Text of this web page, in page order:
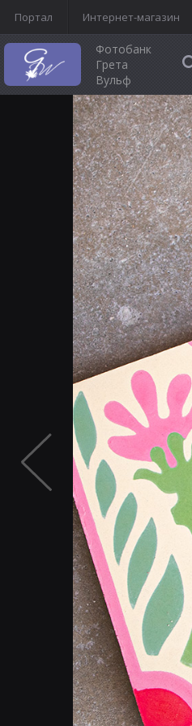
Портал Интернет-магазин
Фотобанк
Грета
Вульф